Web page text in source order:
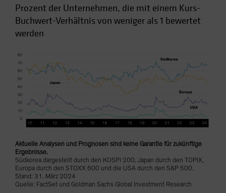
Prozent der Unternehmen, die mit einem Kurs-
Buchwert-Verhältnis von weniger als 1 bewertet
werden
Aktuelle Analysen und Prognosen sind keine Garantie für zukünftige
Ergebnisse.
Südkorea dargestellt durch den KOSPI 200, Japan durch den TOPIX,
Europa durch den STOXX 600 und die USA durch den S&P 500.
Stand: 31. März 2024
Quelle: FactSet und Goldman Sachs Global Investment Research